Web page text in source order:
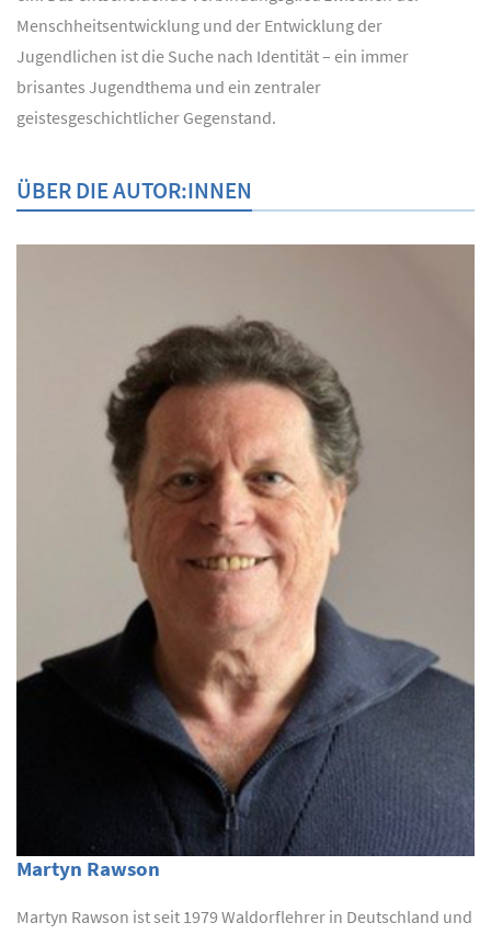
Menschheitsentwicklung und der Entwicklung der
Jugendlichen ist die Suche nach Identität – ein immer
brisantes Jugendthema und ein zentraler
geistesgeschichtlicher Gegenstand.
ÜBER DIE AUTOR:INNEN
Martyn Rawson
Martyn Rawson ist seit 1979 Waldorflehrer in Deutschland und